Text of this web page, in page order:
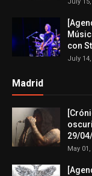
July
con
July
Madrid
29/
May